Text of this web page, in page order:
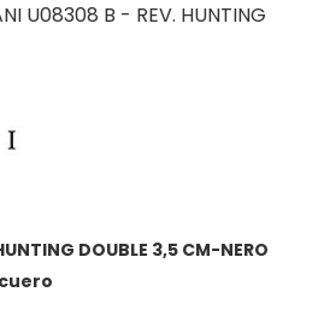
U08308 B - REV. HUNTING
DOUBLE 3,5 CM-NERO